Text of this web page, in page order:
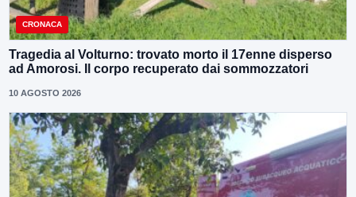
CRONACA
Tragedia al Volturno: trovato morto il 17enne disperso
ad Amorosi. Il corpo recuperato dai sommozzatori
10 AGOSTO 2026